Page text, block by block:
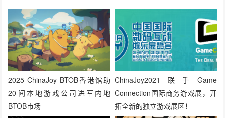
2025 ChinaJoy BTOB香港馆助
20间本地游戏公司进军内地
BTOB市场
ChinaJoy2021联手Game
Connection国际商务游戏展，开
拓全新的独立游戏展区！